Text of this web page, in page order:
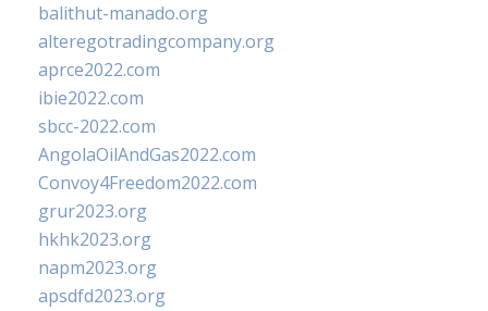
balithut-manado.org
alteregotradingcompany.org
aprce2022.com
ibie2022.com
sbcc-2022.com
AngolaOilAndGas2022.com
Convoy4Freedom2022.com
grur2023.org
hkhk2023.org
napm2023.org
apsdfd2023.org